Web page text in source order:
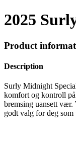
2025
Product
Description
Surly Midnight
komfort og kontroll
bremsing uansett
godt valg for deg